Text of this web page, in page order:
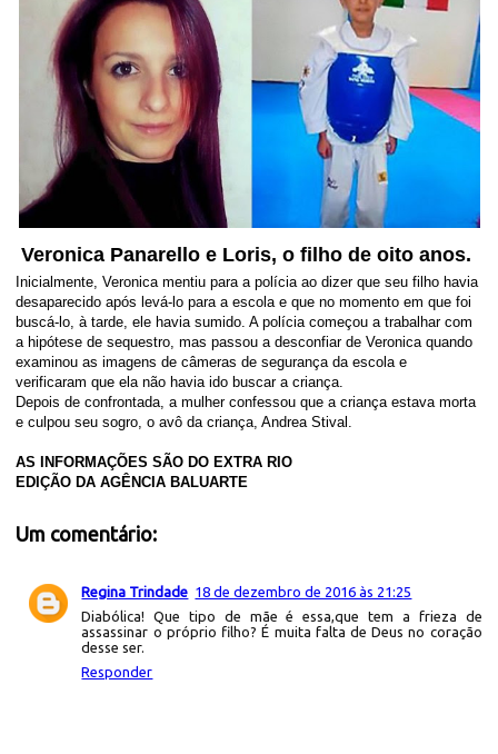
Veronica Panarello e Loris, o filho de oito anos.
Inicialmente, Veronica mentiu para a polícia ao dizer que seu filho havia
desaparecido após levá-lo para a escola e que no momento em que foi
buscá-lo, à tarde, ele havia sumido. A polícia começou a trabalhar com
a hipótese de sequestro, mas passou a desconfiar de Veronica quando
examinou as imagens de câmeras de segurança da escola e
verificaram que ela não havia ido buscar a criança.
Depois de confrontada, a mulher confessou que a criança estava morta
e culpou seu sogro, o avô da criança, Andrea Stival.
AS INFORMAÇÕES SÃO DO EXTRA RIO
EDIÇÃO DA AGÊNCIA BALUARTE
Um comentário:
Regina Trindade 18 de dezembro de 2016 às 21:25
Diabólica! Que tipo de mãe é essa,que tem a frieza de
assassinar o próprio filho? É muita falta de Deus no coração
desse ser.
Responder